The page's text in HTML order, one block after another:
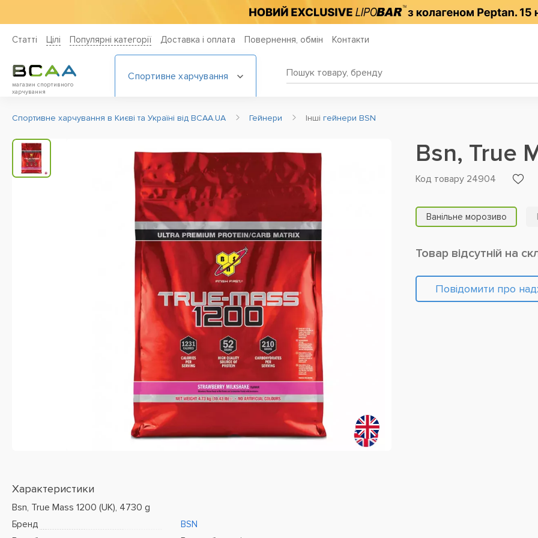
Статті Цiлi Популярні категорії Доставка і оплата Повернення, обмін Контакти
магазин спортивного
харчування
Спортивне харчування
Спортивне харчування в Києві та Україні від BCAA.UA Гейнери Інші гейнери BSN
Характеристики
Bsn, True Mass 1200 (UK), 4730 g
Бренд
BSN
Bsn, True
Код товару 24904
Ванільне морозиво
Товар відсутній на
Повідомити про